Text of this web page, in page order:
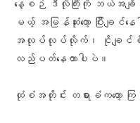
နေ့စဉ် ဒီလိုကြီးကို ဘယ်အခ
မယ့် အမြန်ဆုံးတော့ ပြီးချ
အလုပ်လုပ်လိုက်၊ ငိုချင်စိတ်
လည်ပတ်နေတာပါပဲ။
ထုံစံအတိုင်း တရားခံကတော့ ကြင်